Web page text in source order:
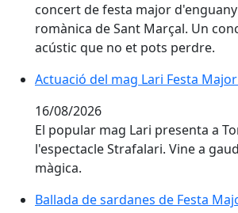
concert de festa major
romànica de Sant Marçal. Un
acústic que no et pots perdre.
Actuació del mag Lari Festa
Actuació del mag Lari Festa
16/08/2026
El popular mag Lari presenta a
l'espectacle Strafalari. Vine a
màgica.
Ballada de sardanes de Festa
Ballada de sardanes de Festa